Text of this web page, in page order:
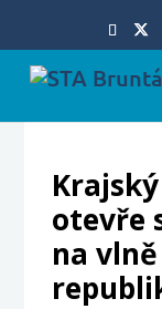
otevře
na vlně